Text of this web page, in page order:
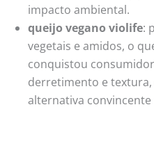
impacto ambiental.
queijo vegano violife:
vegetais e amidos, o
conquistou
derretimento e
alternativa